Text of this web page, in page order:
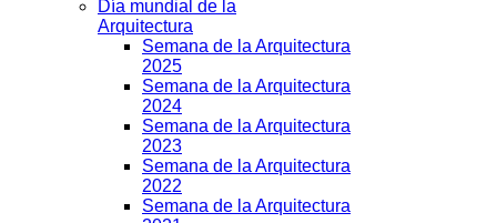
Día mundial de la
Arquitectura
Semana de la Arquitectura
2025
Semana de la Arquitectura
2024
Semana de la Arquitectura
2023
Semana de la Arquitectura
2022
Semana de la Arquitectura